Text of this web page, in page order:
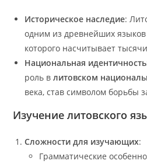
Историческое наследие:
одним из древнейших
которого насчитывает
Национальная идентичность
роль влитовском
века, став символом борьбы
Изучение литовского
Сложности для изучающих:
Грамматические